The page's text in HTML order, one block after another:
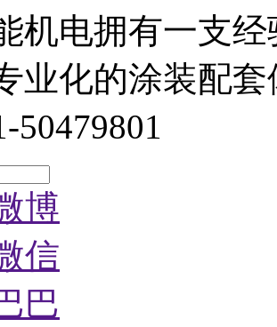
机电拥有一支
业化的涂装配
50479801
博
信
巴